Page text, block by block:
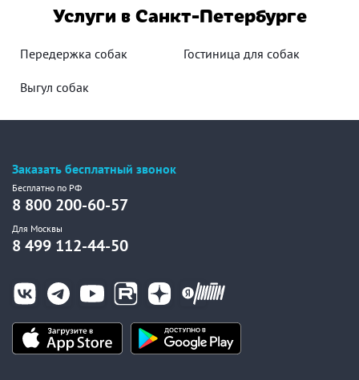
Услуги в Санкт-Петербурге
Передержка собак Гостиница для собак
Выгул собак
Заказать бесплатный звонок
Бесплатно по РФ
8 800 200-60-57
Для Москвы
8 499 112-44-50